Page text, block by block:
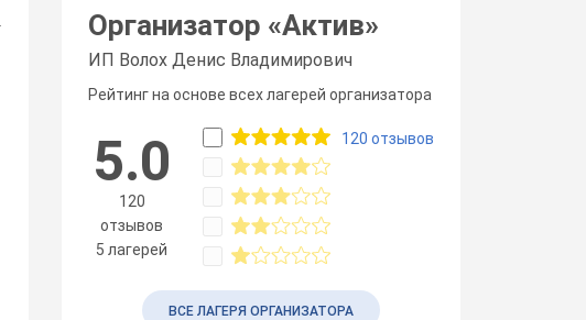
Организатор «Актив»
ИП Волох Денис Владимирович
Рейтинг на основе всех лагерей организатора
5.0
120
отзывов
5 лагерей
120 отзывов
ВСЕ ЛАГЕРЯ ОРГАНИЗАТОРА